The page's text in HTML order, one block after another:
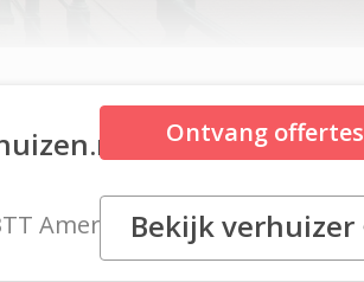
Amersfoort
Ontvang offertes
Bekijk verhuizer